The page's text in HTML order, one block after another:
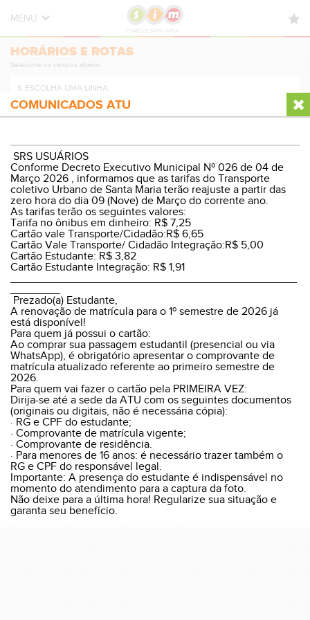
MENU
HORÁRIOS E ROTAS
DÚVIDAS FREQUENTES
COMUNICADOS ATU
SRS USUÁRIOS
Conforme Decreto Executivo Municipal Nº 026 de 04 de
Março 2026 , informamos que as tarifas do Transporte
coletivo Urbano de Santa Maria terão reajuste a partir das
zero hora do dia 09 (Nove) de Março do corrente ano.
As tarifas terão os seguintes valores:
Tarifa no ônibus em dinheiro: R$ 7,25
Cartão vale Transporte/Cidadão:R$ 6,65
Cartão Vale Transporte/ Cidadão Integração:R$ 5,00
Cartão Estudante: R$ 3,82
Cartão Estudante Integração: R$ 1,91
Prezado(a) Estudante,
A renovação de matrícula para o 1º semestre de 2026 já
está disponível!
Para quem já possui o cartão:
Ao comprar sua passagem estudantil (presencial ou via
WhatsApp), é obrigatório apresentar o comprovante de
matrícula atualizado referente ao primeiro semestre de
2026.
Para quem vai fazer o cartão pela PRIMEIRA VEZ:
Dirija-se até a sede da ATU com os seguintes documentos
(originais ou digitais, não é necessária cópia):
· RG e CPF do estudante;
· Comprovante de matrícula vigente;
· Comprovante de residência.
· Para menores de 16 anos: é necessário trazer também o
RG e CPF do responsável legal.
Importante: A presença do estudante é indispensável no
momento do atendimento para a captura da foto.
Não deixe para a última hora! Regularize sua situação e
garanta seu benefício.
HORÁRIOS E ROTAS
Selecione os campos abaixo.
1. ESCOLHA UMA LINHA:
2.ESCOLHA A DIREÇÃO:
3.ESCOLHA O PERÍODO:
VER HORÁRIOS E ROTA
© Sistema Integrado Municipal Versão Desktop